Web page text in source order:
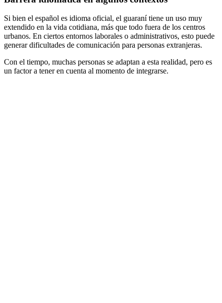
Si bien el español es idioma oficial, el guaraní tiene un uso muy
extendido en la vida cotidiana, más que todo fuera de los centros
urbanos. En ciertos entornos laborales o administrativos, esto puede
generar dificultades de comunicación para personas extranjeras.
Con el tiempo, muchas personas se adaptan a esta realidad, pero es
un factor a tener en cuenta al momento de integrarse.